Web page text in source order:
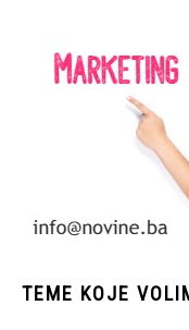
TEME KOJE